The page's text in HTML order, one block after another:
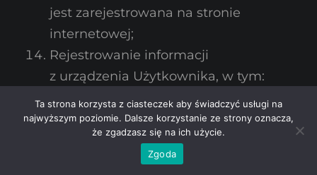
jest zarejestrowana na stronie
internetowej;
Rejestrowanie informacji
z urządzenia Użytkownika, w tym:
pliki cookies, adres IP i informacje
o używanej przeglądarce, w celu
możliwości diagnozowania
problemów, administrowania
Ta strona korzysta z ciasteczek aby świadczyć usługi na
najwyższym poziomie. Dalsze korzystanie ze strony oznacza,
że zgadzasz się na ich użycie.
Zgoda